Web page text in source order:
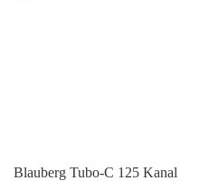
Blauberg Tubo-C 125 Kanal